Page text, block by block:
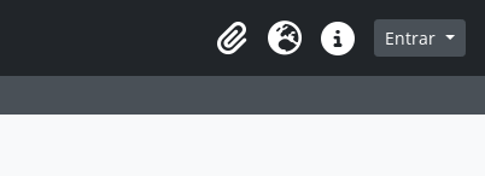
página de navegação
Idioma Ligações rápidas
Entrar